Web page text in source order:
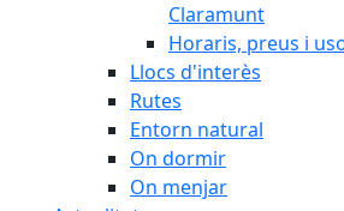
Claramunt
Horaris, preus i
Llocs d'interès
Rutes
Entorn natural
On dormir
On menjar